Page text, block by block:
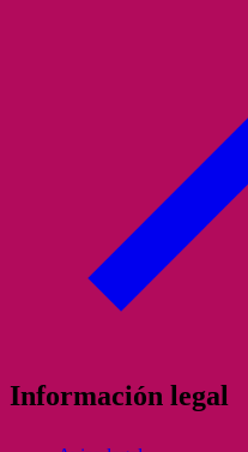
Información legal